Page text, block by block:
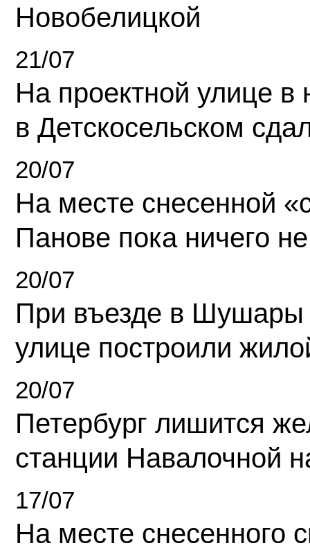
Новобелицкой
21/07
На проектной улице
в Детскосельском
20/07
На месте снесенной
Панове пока ничего
20/07
При въезде в Шушары
улице построили
20/07
Петербург лишится
станции Навалочной
17/07
На месте снесенного